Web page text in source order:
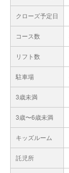
クローズ予定日
コース数
リフト数
駐車場
3歳未満
3歳〜6歳未満
キッズルーム
託児所